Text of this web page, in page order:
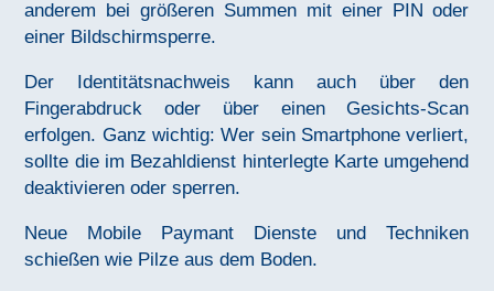
anderem bei größeren Summen mit einer PIN oder
einer Bildschirmsperre.
Der Identitätsnachweis kann auch über den
Fingerabdruck oder über einen Gesichts-Scan
erfolgen. Ganz wichtig: Wer sein Smartphone verliert,
sollte die im Bezahldienst hinterlegte Karte umgehend
deaktivieren oder sperren.
Neue Mobile Paymant Dienste und Techniken
schießen wie Pilze aus dem Boden.